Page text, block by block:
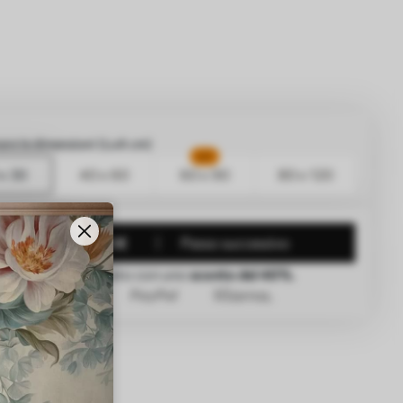
le dimensioni (LxA cm)
30 40 x 60 60 x 90 80 x 120
da38 .3323.00€
Passo successivo
Il prezzo è indicato con uno
sconto del 40%